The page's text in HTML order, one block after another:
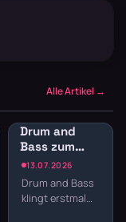
Alle Artikel →
13.07.2026
Drum and
Bass zum
Lernen:
Konzentration
durch
schnelle
Drum and Bass
klingt erstmal